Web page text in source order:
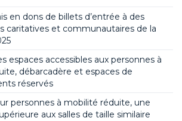
en dons de billets d’entrée à des
caritatives et communautaires de la
espaces accessibles aux personnes à
débarcadère et espaces de
réservés
personnes à mobilité réduite, une
aux salles de taille similaire